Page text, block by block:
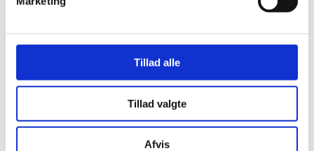
Tillad alle
Tillad valgte
Afvis